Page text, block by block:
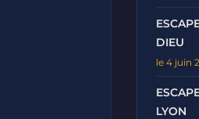
DIEU
le 4 juin
LYON